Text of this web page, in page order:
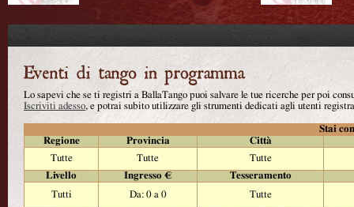
Lo sapevi che se ti registri a BallaTango puoi salvare le tue ricerche per poi
Iscriviti adesso, e potrai subito utilizzare gli strumenti dedicati agli utenti
Stai
Regione
Provincia
Città
Tutte
Tutte
Tutte
Livello
Ingresso €
Tesseramento
Tutti
Da: 0 a 0 Tutte